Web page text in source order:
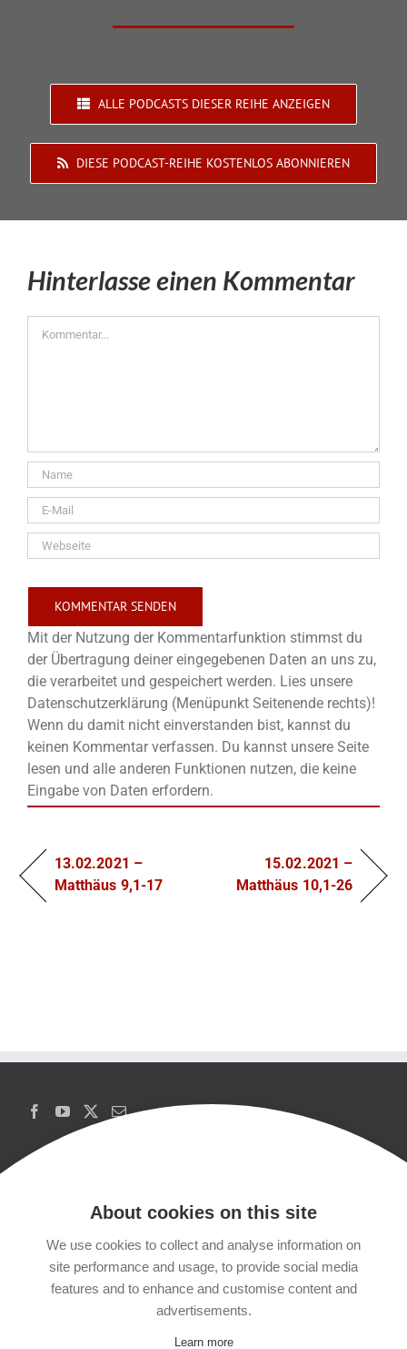
ALLE PODCASTS DIESER REIHE ANZEIGEN
DIESE PODCAST-REIHE KOSTENLOS ABONNIEREN
Hinterlasse einen Kommentar
Mit der Nutzung der Kommentarfunktion stimmst du
der Übertragung deiner eingegebenen Daten an uns zu,
die verarbeitet und gespeichert werden. Lies unsere
Datenschutzerklärung (Menüpunkt Seitenende rechts)!
Wenn du damit nicht einverstanden bist, kannst du
keinen Kommentar verfassen. Du kannst unsere Seite
lesen und alle anderen Funktionen nutzen, die keine
Eingabe von Daten erfordern.
13.02.2021 –
Matthäus 9,1-17
15.02.2021 –
Matthäus 10,1-26
Copyrights
Datenschutzerklärung
About cookies on this site
We use cookies to collect and analyse information on
site performance and usage, to provide social media
features and to enhance and customise content and
advertisements.
Learn more